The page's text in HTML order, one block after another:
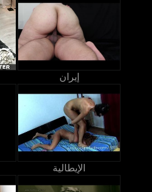
إيران
الإيطالية